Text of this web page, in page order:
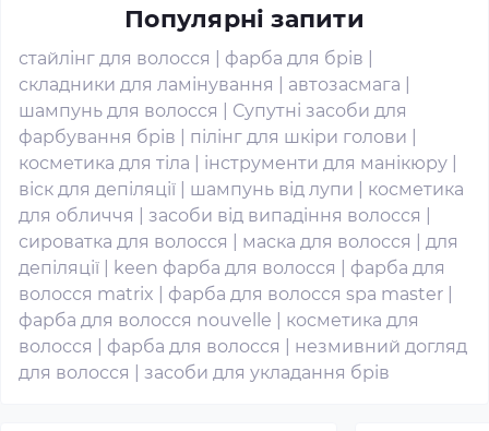
Популярні запити
стайлінг для волосся фарба для брів
складники для ламінування
автозасмага
шампунь для волосся
Супутні засоби для
фарбування брів
пілінг для шкіри голови
косметика для тіла
інструменти для манікюру
віск для депіляції
шампунь від лупи
косметика
для обличчя
засоби від випадіння волосся
сироватка для волосся
маска для волосся
для
депіляції
keen фарба для волосся
фарба для
волосся matrix
фарба для волосся spa master
фарба для волосся nouvelle
косметика для
волосся
фарба для волосся
незмивний догляд
для волосся
засоби для укладання брів